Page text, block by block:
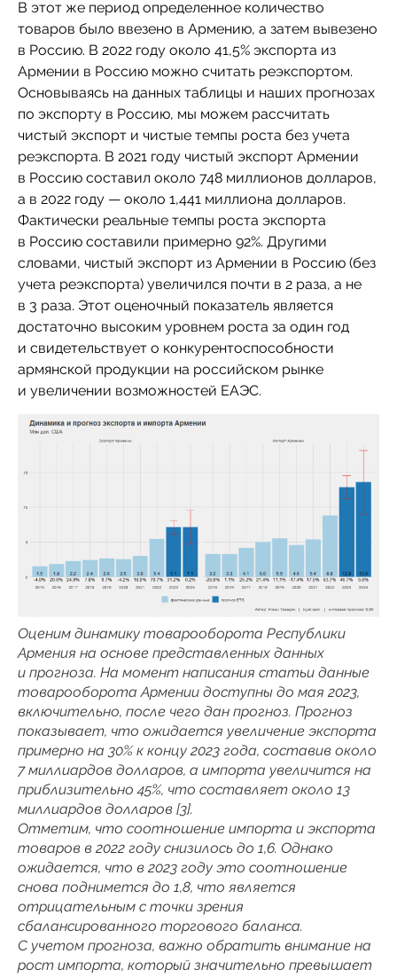
В этот же период определенное количество
товаров было ввезено в Армению, а затем вывезено
в Россию. В 2022 году около 41,5% экспорта из
Армении в Россию можно считать реэкспортом.
Основываясь на данных таблицы и наших прогнозах
по экспорту в Россию, мы можем рассчитать
чистый экспорт и чистые темпы роста без учета
реэкспорта. В 2021 году чистый экспорт Армении
в Россию составил около 748 миллионов долларов,
а в 2022 году — около 1,441 миллиона долларов.
Фактически реальные темпы роста экспорта
в Россию составили примерно 92%. Другими
словами, чистый экспорт из Армении в Россию (без
учета реэкспорта) увеличился почти в 2 раза, а не
в 3 раза. Этот оценочный показатель является
достаточно высоким уровнем роста за один год
и свидетельствует о конкурентоспособности
армянской продукции на российском рынке
и увеличении возможностей ЕАЭС.
Оценим динамику товарооборота Республики
Армения на основе представленных данных
и прогноза. На момент написания статьи данные
товарооборота Армении доступны до мая 2023,
включительно, после чего дан прогноз. Прогноз
показывает, что ожидается увеличение экспорта
примерно на 30% к концу 2023 года, составив около
7 миллиардов долларов, а импорта увеличится на
приблизительно 45%, что составляет около 13
миллиардов долларов [3].
Отметим, что соотношение импорта и экспорта
товаров в 2022 году снизилось до 1,6. Однако
ожидается, что в 2023 году это соотношение
снова поднимется до 1,8, что является
отрицательным с точки зрения
сбалансированного торгового баланса.
С учетом прогноза, важно обратить внимание на
рост импорта, который значительно превышает